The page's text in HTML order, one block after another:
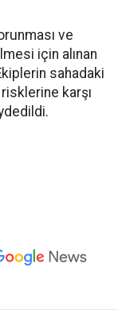
ve
için alınan
sahadaki
karşı